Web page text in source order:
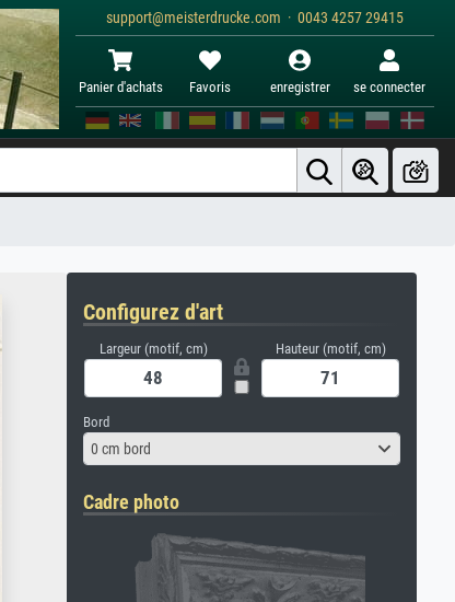
support@meisterdrucke.com · 0043 4257 29415
Panier d'achats Favoris enregistrer se connecter
Configurez d'art
Largeur (motif, cm) Hauteur (motif, cm)
Bord
0 cm bord
Cadre photo